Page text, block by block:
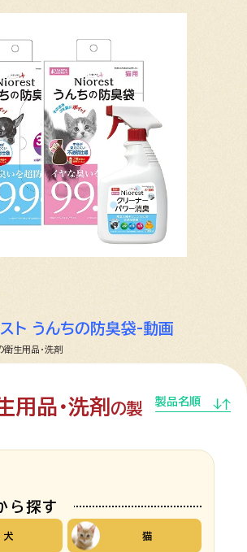
ト うんちの防臭袋-動画
衛生用品・洗剤
用品・洗剤 の製
製品名順
ら探す
犬 猫